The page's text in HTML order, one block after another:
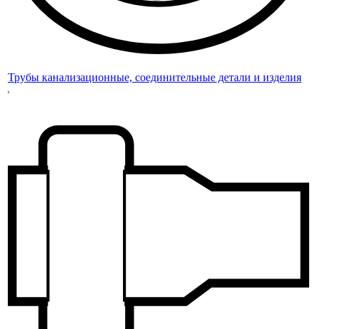
Трубы канализационные, соединительные детали и изделия